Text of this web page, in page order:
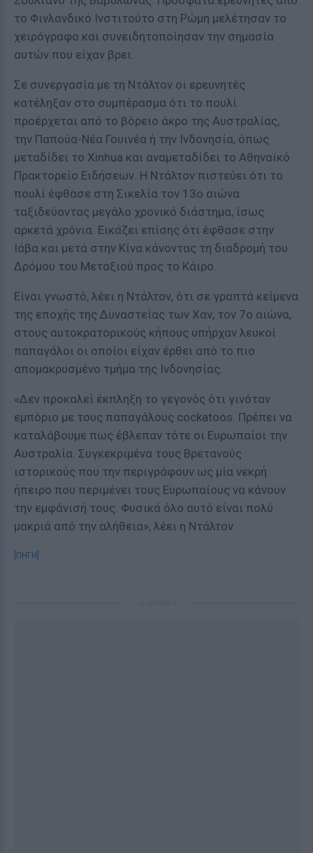
το Φινλανδικό Ινστιτούτο στη Ρώμη μελέτησαν το
χειρόγραφο και συνειδητοποίησαν την σημασία
αυτών που είχαν βρει.
Σε συνεργασία με τη Ντάλτον οι ερευνητές
κατέληξαν στο συμπέρασμα ότι το πουλί
προέρχεται από το βόρειο άκρο της Αυστραλίας,
την Παπούα-Νέα Γουινέα ή την Ινδονησία, όπως
μεταδίδει το Xinhua και αναμεταδίδει το Αθηναϊκό
Πρακτορείο Ειδήσεων. Η Ντάλτον πιστεύει ότι το
πουλί έφθασε στη Σικελία τον 13ο αιώνα
ταξιδεύοντας μεγάλο χρονικό διάστημα, ίσως
αρκετά χρόνια. Εικάζει επίσης ότι έφθασε στην
Ιάβα και μετά στην Κίνα κάνοντας τη διαδρομή του
Δρόμου του Μεταξιού προς το Κάιρο.
Είναι γνωστό, λέει η Ντάλτον, ότι σε γραπτά κείμενα
της εποχής της Δυναστείας των Χαν, τον 7ο αιώνα,
στους αυτοκρατορικούς κήπους υπήρχαν λευκοί
παπαγάλοι οι οποίοι είχαν έρθει από το πιο
απομακρυσμένο τμήμα της Ινδονησίας.
«Δεν προκαλεί έκπληξη το γεγονός ότι γινόταν
εμπόριο με τους παπαγάλους cockatoos. Πρέπει να
καταλάβουμε πως έβλεπαν τότε οι Ευρωπαίοι την
Αυστραλία. Συγκεκριμένα τους Βρετανούς
ιστορικούς που την περιγράφουν ως μία νεκρή
ήπειρο που περιμένει τους Ευρωπαίους να κάνουν
την εμφάνισή τους. Φυσικά όλο αυτό είναι πολύ
μακριά από την αλήθεια», λέει η Ντάλτον.
[ΠΗΓΗ]